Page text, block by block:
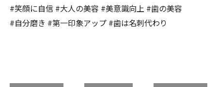
#笑顔に自信 #大人の美容 #美意識向上 #歯の美容
#自分磨き #第一印象アップ #歯は名刺代わり